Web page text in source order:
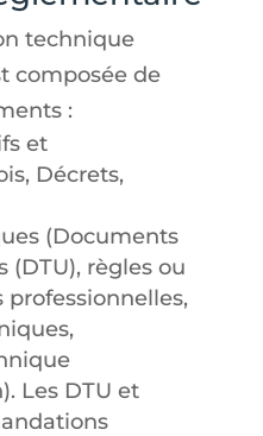
technique
composée de
:
et
Décrets,
(Documents
(DTU), règles ou
Les DTU et